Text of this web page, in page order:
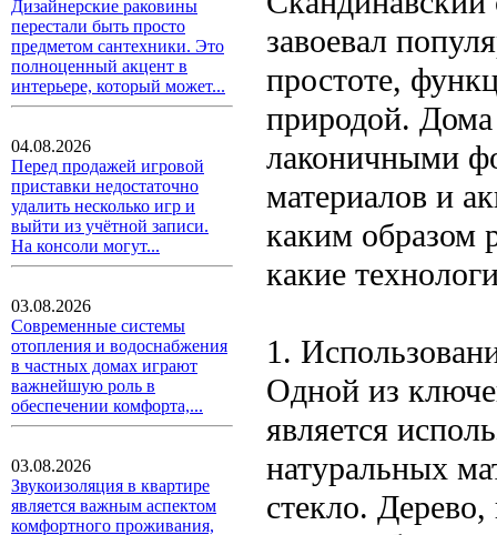
Дизайнерские раковины
перестали быть просто
предметом сантехники. Это
полноценный акцент в
интерьере, который может...
04.08.2026
Перед продажей игровой
приставки недостаточно
удалить несколько игр и
выйти из учётной записи.
На консоли могут...
03.08.2026
Современные системы
отопления и водоснабжения
в частных домах играют
важнейшую роль в
обеспечении комфорта,...
03.08.2026
Звукоизоляция в квартире
является важным аспектом
комфортного проживания,
завоевал
простоте,
природой. Дома
лаконичными
материалов и
каким образом
какие
1.
Одной из
является
натуральных
стекло.